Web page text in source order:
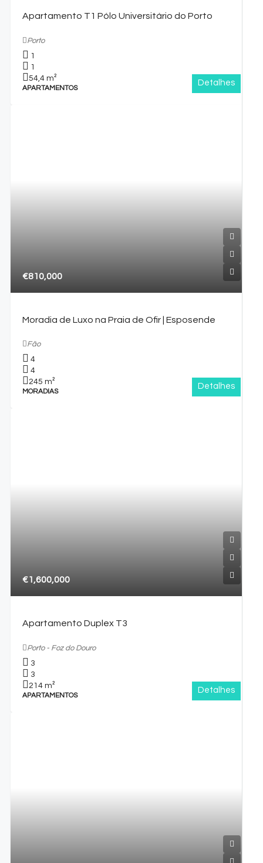
Apartamento T1 Pólo Universitário do Porto
Porto
1
1
54,4 m²
APARTAMENTOS
Detalhes
€810,000
Moradia de Luxo na Praia de Ofir | Esposende
Fão
4
4
245 m²
MORADIAS
Detalhes
€1,600,000
Apartamento Duplex T3
Porto - Foz do Douro
3
3
214 m²
APARTAMENTOS
Detalhes